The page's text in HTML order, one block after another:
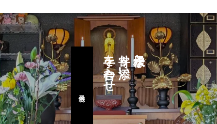
水子様と
寄り添い
手を合わせ